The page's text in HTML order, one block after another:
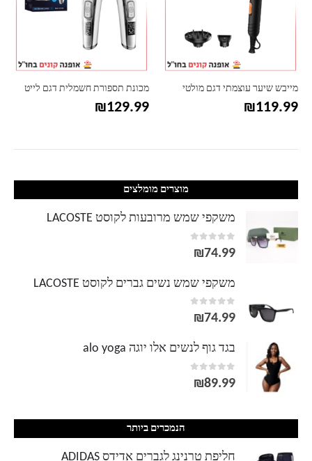
מייבש שיער עוצמתי דגם מולטי
₪119.99
מכונת תספורת חשמלית דגם לייט
₪129.99
מוצרים מומלצים
משקפי שמש מרובעות לקוסט LACOSTE
0
out of 5
₪74.99
משקפי שמש נשים גברים לקוסט LACOSTE
0
out of 5
₪74.99
בגד גוף לנשים אלו יוגה alo yoga
0
out of 5
₪89.99
הנמכרים ביותר
חליפת טרנינג לגברים אדידס ADIDAS